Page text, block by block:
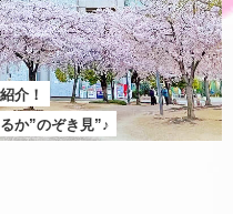
介！
か”のぞき見”♪